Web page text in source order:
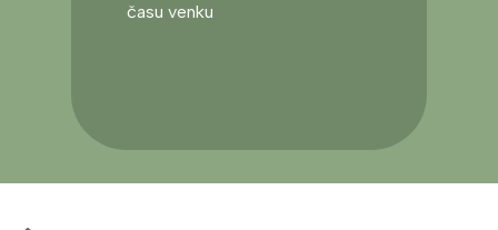
času venku